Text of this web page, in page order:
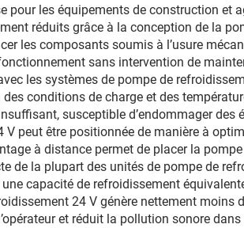
pour les équipements de construction
réduits grâce à la conception de la
les composants soumis à l’usure
sans intervention de
les systèmes de pompe de
conditions de charge et des
susceptible d’endommager
peut être positionnée de manière à
à distance permet de placer la
de la plupart des unités de pompe de
capacité de refroidissement
24 V génère nettement
et réduit la pollution sonore